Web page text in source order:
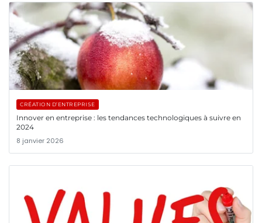
CRÉATION D’ENTREPRISE
Innover en entreprise : les tendances technologiques à suivre en
2024
8 janvier 2026